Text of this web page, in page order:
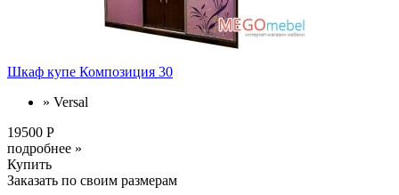
Шкаф купе Композиция 30
» Versal
19500 Р
подробнее »
Купить
Заказать по своим размерам